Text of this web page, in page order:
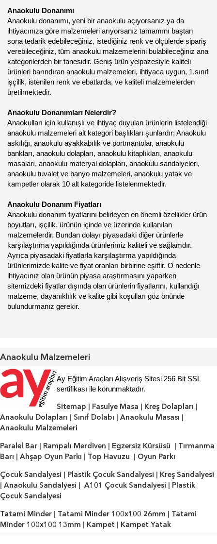
Anaokulu Donanımı
Anaokulu donanımı, yeni bir anaokulu açıyorsanız ya da
ihtiyacınıza göre malzemeleri arıyorsanız tamamını baştan
sona tedarik edebileceğiniz, istediğiniz renk ve ölçülerde sipariş
verebileceğiniz, tüm anaokulu malzemelerini bulabileceğiniz ana
kategorilerden bir tanesidir. Geniş ürün yelpazesiyle kaliteli
ürünleri barındıran anaokulu malzemeleri, ihtiyaca uygun, 1.sınıf
işçilik, istenilen renk ve ebatlarda, ve kaliteli malzemelerden
üretilmektedir.
Anaokulu Donanımları Nelerdir?
Anaokulları için kullanışlı ve ihtiyaç duyulan ürünlerin listelendiği
anaokulu malzemeleri alt kategori başlıkları şunlardır; Anaokulu
askılığı, anaokulu ayakkabılık ve portmantolar, anaokulu
bankları, anaokulu dolapları, anaokulu kitaplıkları, anaokulu
masaları, anaokulu materyal dolapları, anaokulu sandalyeleri,
anaokulu tuvalet ve banyo malzemeleri, anaokulu yatak ve
kampetler olarak 10 alt kategoride listelenmektedir.
Anaokulu Donanım Fiyatları
Anaokulu donanım fiyatlarını belirleyen en önemli özellikler ürün
boyutları, işçilik, ürünün içinde ve üzerinde kullanılan
malzemelerdir. Bundan dolayı piyasadaki diğer ürünlerle
karşılaştırma yapıldığında ürünlerimiz kaliteli ve sağlamdır.
Ayrıca piyasadaki fiyatlarla karşılaştırma yapıldığında
ürünlerimizde kalite ve fiyat oranları birbirine eşittir. O nedenle
ihtiyacınız olan ürünün piyasa araştırmasını yaparken
sitemizdeki fiyatlar dışında olan ürünlerin fiyatlarını, kullandığı
malzeme, dayanıklılık ve kalite gibi koşulları göz önünde
bulundurmanız gerekir.
Anaokulu Malzemeleri
Ay Eğitim Araçları Alışveriş Sitesi 256 Bit SSL
sertifikası ile korunmaktadır.
Sitemap | Fasulye Masa | Kreş Dolapları |
Anaokulu Dolapları | Sınıf Dolabı | Anaokulu Masası |
Anaokulu Malzemeleri
Paralel Bar | Rampalı Merdiven | Egzersiz Kürsüsü | Tırmanma
Barı | Ahşap Oyun Parkı | Top Havuzu | Oyun Parkı
Çocuk Sandalyesi | Plastik Çocuk Sandalyesi | Kreş Sandalyesi
| Anaokulu Sandalyesi | A101 Çocuk Sandalyesi | Plastik
Çocuk Sandalyesi
Tatami Minder | Tatami Minder 100x100 26mm | Tatami
Minder 100x100 13mm | Kampet | Kampet Yatak